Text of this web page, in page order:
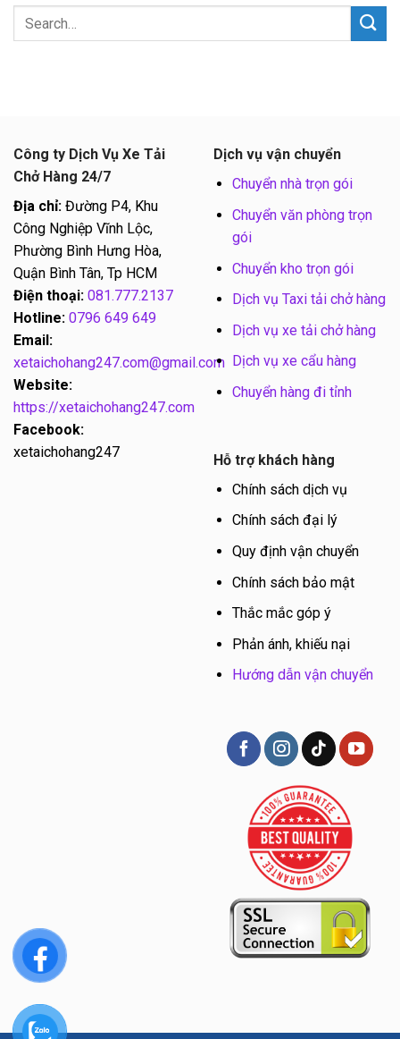
Công ty Dịch Vụ Xe Tải
Chở Hàng 24/7
Địa chỉ: Đường P4, Khu
Công Nghiệp Vĩnh Lộc,
Phường Bình Hưng Hòa,
Quận Bình Tân, Tp HCM
Điện thoại: 081.777.2137
Hotline: 0796 649 649
Email:
xetaichohang247.com@gmail.com
Website:
https://xetaichohang247.com
Facebook:
xetaichohang247
Dịch vụ vận chuyển
Chuyển nhà trọn gói
Chuyển văn phòng trọn
gói
Chuyển kho trọn gói
Dịch vụ Taxi tải chở hàng
Dịch vụ xe tải chở hàng
Dịch vụ xe cẩu hàng
Chuyển hàng đi tỉnh
Hỗ trợ khách hàng
Chính sách dịch vụ
Chính sách đại lý
Quy định vận chuyển
Chính sách bảo mật
Thắc mắc góp ý
Phản ánh, khiếu nại
Hướng dẫn vận chuyển